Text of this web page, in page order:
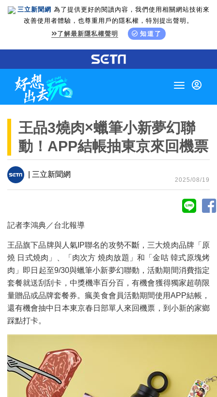
三立新聞網 為了提供更好的閱讀內容，我們使用相關網站技術來
改善使用者體驗，也尊重用戶的隱私權，特別提出聲明。
了解最新隱私權聲明
知道了
Toggle
王品3燒肉×蠟筆小新夢幻聯
動！APP結帳抽東京來回機票
| 三立新聞網
2025/08/19
記者李鴻典／台北報導
王品旗下品牌與人氣IP聯名的攻勢不斷，三大燒肉品牌「原
燒 日式燒肉」、「肉次方 燒肉放題」和「金咕 韓式原塊烤
肉」即日起至9/30與蠟筆小新夢幻聯動，活動期間消費指定
套餐就送刮刮卡，中獎機率百分百，有機會獲得獨家超萌限
量贈品或品牌套餐券。瘋美食會員活動期間使用APP結帳，
還有機會抽中日本東京春日部單人來回機票，到小新的家鄉
踩點打卡。